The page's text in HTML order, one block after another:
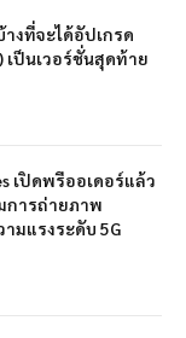
งที่จะได้อัปเกรด
เป็นเวอร์ชั่นสุดท้าย
เปิดพรีออเดอร์แล้ว
การถ่ายภาพ
มแรงระดับ 5G